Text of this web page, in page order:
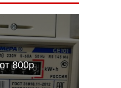
от 800р